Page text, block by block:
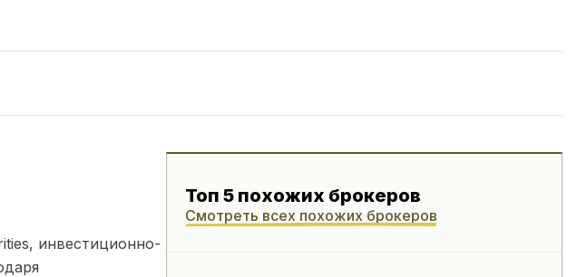
инвестиционно-
Топ 5 похожих брокеров
Смотреть всех похожих брокеров